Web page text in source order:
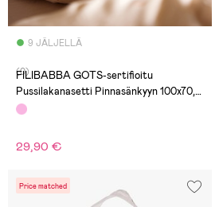
9 JÄLJELLÄ
(0)
FILIBABBA GOTS-sertifioitu
Pussilakanasetti Pinnasänkyyn 100x70,
Carrot Thief
29,90 €
Price matched